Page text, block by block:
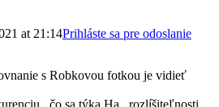
at 21:14Prihláste sa pre odoslanie
s Robkovou fotkou je vidieť
, čo sa týka Ha , rozlíšiteľnosti,